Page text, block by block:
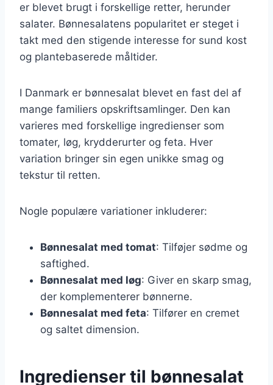
er blevet brugt i forskellige retter, herunder
salater. Bønnesalatens popularitet er steget i
takt med den stigende interesse for sund kost
og plantebaserede måltider.
I Danmark er bønnesalat blevet en fast del af
mange familiers opskriftsamlinger. Den kan
varieres med forskellige ingredienser som
tomater, løg, krydderurter og feta. Hver
variation bringer sin egen unikke smag og
tekstur til retten.
Nogle populære variationer inkluderer:
Bønnesalat med tomat: Tilføjer sødme og
saftighed.
Bønnesalat med løg: Giver en skarp smag,
der komplementerer bønnerne.
Bønnesalat med feta: Tilfører en cremet
og saltet dimension.
Ingredienser til bønnesalat